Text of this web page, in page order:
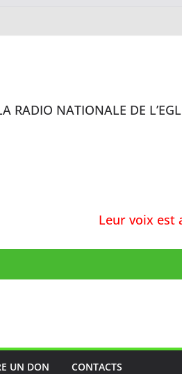
RADIO NATIONALE DE
Leur voix est
UN DON CONTACTS